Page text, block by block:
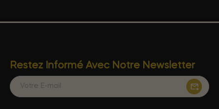
Restez Informé Avec Notre Newsletter